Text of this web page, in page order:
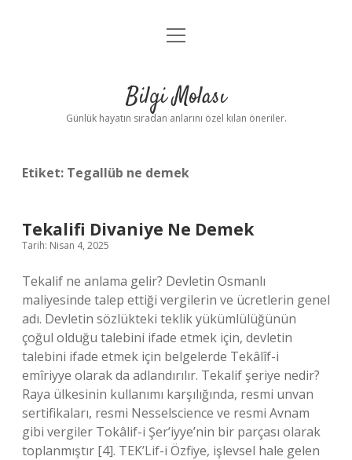
Anasayfa
Yasal Uyarı
menüyü
Bilgi Molası
Günlük hayatın sıradan anlarını özel kılan öneriler.
Etiket: Tegallüb ne demek
Tekalifi Divaniye Ne Demek
Tarih: Nisan 4, 2025
Tekalif ne anlama gelir? Devletin Osmanlı
maliyesinde talep ettiği vergilerin ve ücretlerin genel
adı. Devletin sözlükteki teklik yükümlülüğünün
çoğul olduğu talebini ifade etmek için, devletin
talebini ifade etmek için belgelerde Tekâlîf-i
emîriyye olarak da adlandırılır. Tekalif şeriye nedir?
Raya ülkesinin kullanımı karşılığında, resmi unvan
sertifikaları, resmi Nesselscience ve resmi Avnam
gibi vergiler Tokâlif-i Şer’iyye’nin bir parçası olarak
toplanmıştır [4]. TEK’Lif-i Özfiye, işlevsel hale gelen